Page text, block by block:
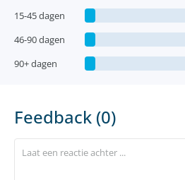
15-45 dagen
46-90 dagen
90+ dagen
Feedback (0)